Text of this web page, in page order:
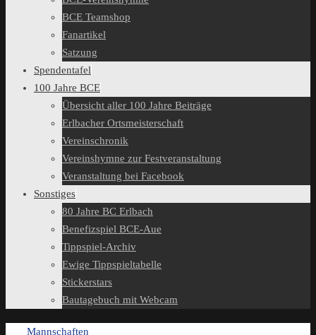
BCE Teamshop
Fanartikel
Satzung
Spendentafel
100 Jahre BCE
Übersicht aller 100 Jahre Beiträge
Erlbacher Ortsmeisterschaft
Vereinschronik
Vereinshymne zur Festveranstaltung
Veranstaltung bei Facebook
Sonstiges
80 Jahre BC Erlbach
Benefizspiel BCE-Aue
Tippspiel-Archiv
Ewige Tippspieltabelle
Stickerstars
Bautagebuch mit Webcam
Start
Mannschaften